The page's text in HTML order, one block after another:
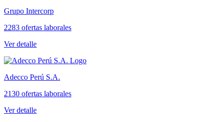
Grupo Intercorp
2283 ofertas laborales
Ver detalle
Adecco Perú S.A.
2130 ofertas laborales
Ver detalle